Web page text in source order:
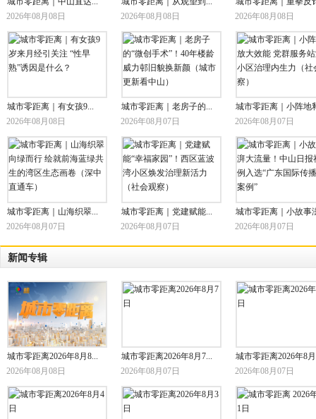
2026年08月08日
2026年08月08日
2026年08月08日
城市零距离｜有女孩9...
2026年08月08日
城市零距离｜老房子的...
2026年08月07日
城市零距离｜小阵地
2026年08月07日
城市零距离｜山海织翠...
2026年08月07日
城市零距离｜党建赋能...
2026年08月07日
城市零距离｜小故事
2026年08月07日
新闻专辑
城市零距离2026年8月8...
2026年08月08日
城市零距离2026年8月7...
2026年08月07日
城市零距离2026年8
2026年08月07日